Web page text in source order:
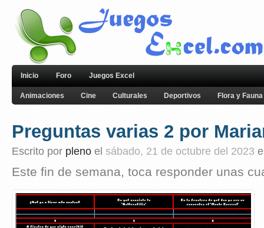
Inicio Foro Juegos Excel
Animaciones Cine Culturales Deportivos Flora y Fauna
Preguntas varias 2 por
Escrito por pleno el sábado, 21 de octubre del 2023
Este fin de semana, toca responder unas